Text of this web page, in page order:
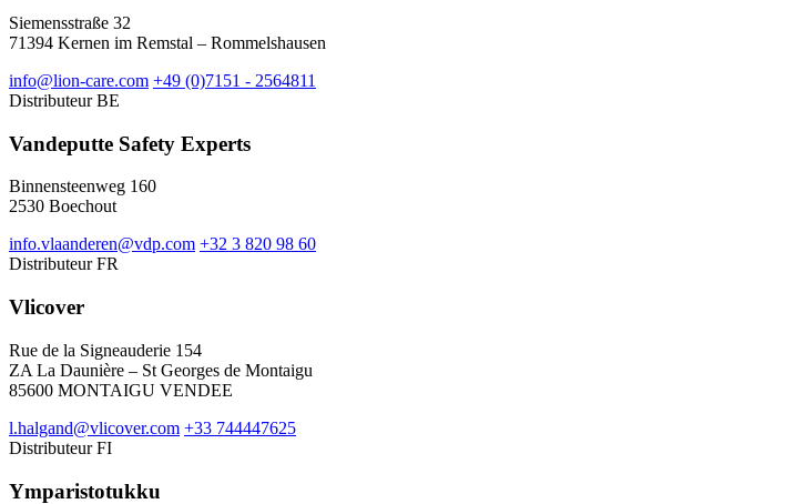
Siemensstraße 32
71394 Kernen im Remstal – Rommelshausen
info@lion-care.com +49 (0)7151 - 2564811
Distributeur BE
Vandeputte Safety Experts
Binnensteenweg 160
2530 Boechout
info.vlaanderen@vdp.com +32 3 820 98 60
Distributeur FR
Vlicover
Rue de la Signeauderie 154
ZA La Daunière – St Georges de Montaigu
85600 MONTAIGU VENDEE
l.halgand@vlicover.com +33 744447625
Distributeur FI
Ymparistotukku